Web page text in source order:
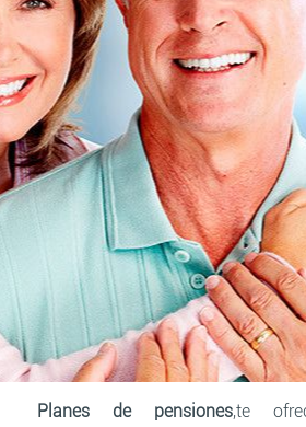
Planes de pensiones,te